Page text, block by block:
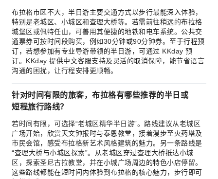
布拉格市区不大，半日游主要交通方式以步行最能深入体验，
特别是老城区、小城区和查理大桥等。若需前往稍远的布拉格
城堡区或佩特任山，可善用其便捷的地铁和电车系统。公共交
通票券可按时间段购买，例如30分钟或90分钟券。至于行程预
订，若想参加有专业导游带领的半日游，可通过 KKday 预
订。KKday 提供中文客服支持及灵活的取消保障，能节省语言
沟通的困扰，让行程安排更顺畅。
针对时间有限的旅客，布拉格有哪些推荐的半日或
短程旅行路线？
若时间有限，可选择“老城区精华半日游”。路线建议从老城区
广场开始，欣赏天文钟报时与泰恩教堂，接着漫步至火药塔及
市民会馆，感受布拉格新艺术风格建筑的魅力。另一条路线是
“查理大桥与小城区探索”。从老城区穿过查理大桥抵达小城
区，探索圣尼古拉教堂，并在小城广场周边的特色小店停留。
这些路线都能在短时间内体验到布拉格的核心魅力，步行即可